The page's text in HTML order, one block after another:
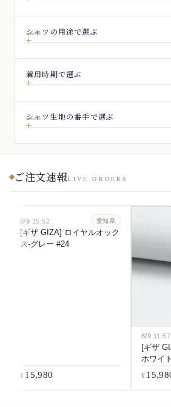
シャツの用途で選ぶ
着用時期で選ぶ
シャツ生地の番手で選ぶ
ご注文速報LIVE ORDERS
8/9 15:52 愛知県
[ギザ GIZA] ロイヤルオック
ス-グレー #24
15,980
8/9 11:57
[ギザ
ホワイ